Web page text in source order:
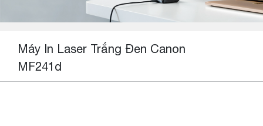
Máy In Laser Trắng Đen Canon
MF241d